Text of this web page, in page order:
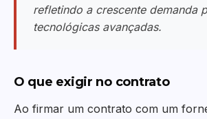
refletindo a crescente demanda
tecnológicas avançadas.
O que exigir no contrato
Ao firmar um contrato com um